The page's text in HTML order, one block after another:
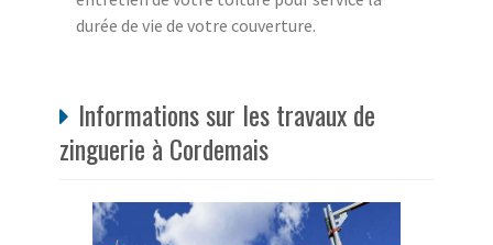
durée de vie de votre couverture.
Informations sur les travaux de
zinguerie à Cordemais